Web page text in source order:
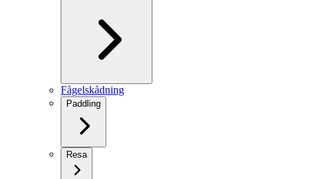
Fågelskådning
Paddling
Resa